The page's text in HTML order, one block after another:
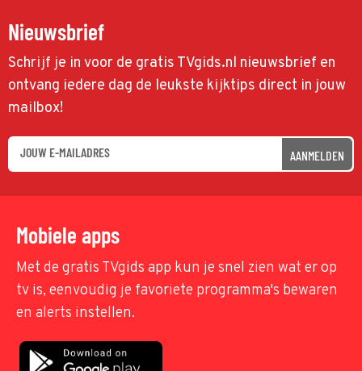
Nieuwsbrief
Schrijf je in voor de gratis TVgids.nl nieuwsbrief en
ontvang iedere dag de leukste kijktips direct in jouw
mailbox!
AANMELDEN
Mobiele apps
Met de gratis TVgids app kun je snel zien wat er op
tv is, eenvoudig je favoriete programma's bewaren
en alerts instellen.